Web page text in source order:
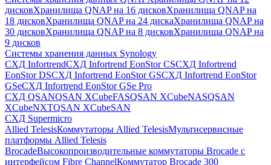
дисковХранилища QNAP на 16 дисковХранилища QNAP на
18 дисковХранилища QNAP на 24 дискаХранилища QNAP на
30 дисковХранилища QNAP на 8 дисковХранилища QNAP на
9 дисков
Системы хранения данных Synology
СХД InfortrendСХД Infortrend EonStor CSСХД Infortrend
EonStor DSСХД Infortrend EonStor GSСХД Infortrend EonStor
GSeСХД Infortrend EonStor GSe Pro
СХД QSANQSAN XCubeFASQSAN XCubeNASQSAN
XCubeNXTQSAN XCubeSAN
СХД Supermicro
Allied TelesisКоммутаторы Allied TelesisМультисервисные
платформы Allied Telesis
BrocadeВысокопроизводительные коммутаторы Brocade с
интерфейсом Fibre ChannelКоммутатор Brocade 300